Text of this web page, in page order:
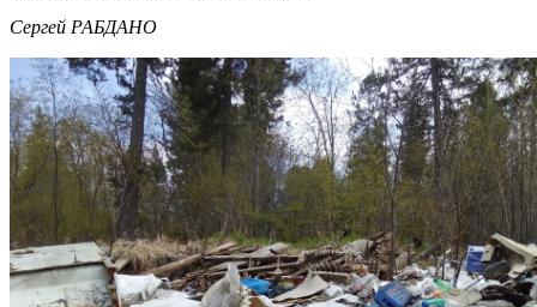
Сергей РАБДАНО